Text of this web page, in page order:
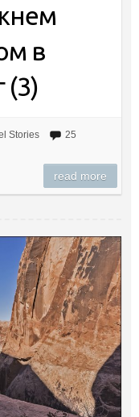
в
(3)
Stories
25
read more